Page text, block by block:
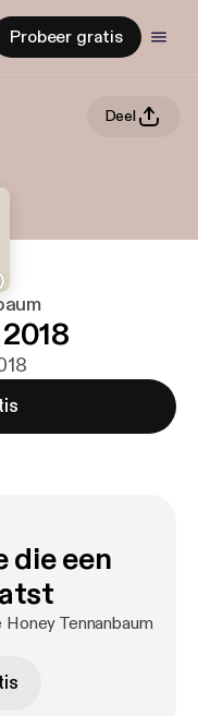
Probeer gratis
Deel
die een
Tennanbaum